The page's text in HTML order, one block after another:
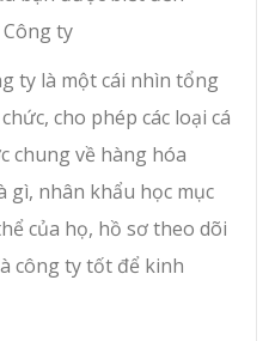
ty
ty là một cái nhìn tổng
cho phép các loại cá
chung về hàng hóa
gì, nhân khẩu học mục
của họ, hồ sơ theo dõi
công ty tốt để kinh